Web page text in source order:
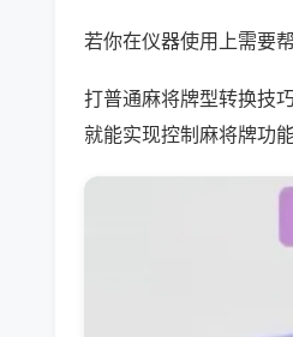
若你在仪器使用上需要
打普通麻将牌型转换技
就能实现控制麻将牌功